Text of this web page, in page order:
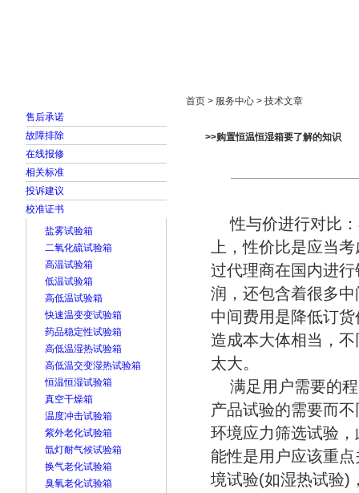
售后承诺
故障排除
在线报修
相关标准
投诉建议
校准证书
盐雾试验箱
二氧化硫试验箱
高温试验箱
低温试验箱
高低温试验箱
快速温变变试验箱
药品稳定性试验箱
高低温湿热试验箱
高低温交变湿热试验箱
恒温恒湿试验箱
真空干燥箱
温度冲击试验箱
紫外老化试验箱
氙灯耐气候试验箱
换气老化试验箱
臭氧老化试验箱
首页 > 服务中心 > 技术文章
>>购置恒温恒湿箱要了解的知识
性与价进行对比
上，性价比是应当
过代理商在国内进
润，还包含着很多
中间费用是降低订
造成本大体相当，
太大。
满足用户需要的程
产品试验的需要而
环境应力筛选试验
能性是用户应该重
境试验(如湿热试验)